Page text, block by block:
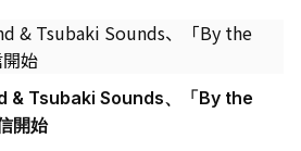
& Tsubaki Sounds、「By the
開始